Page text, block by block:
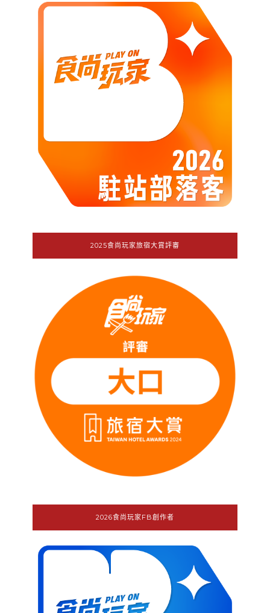
2025食尚玩家旅宿大賞評審
2026食尚玩家FB創作者